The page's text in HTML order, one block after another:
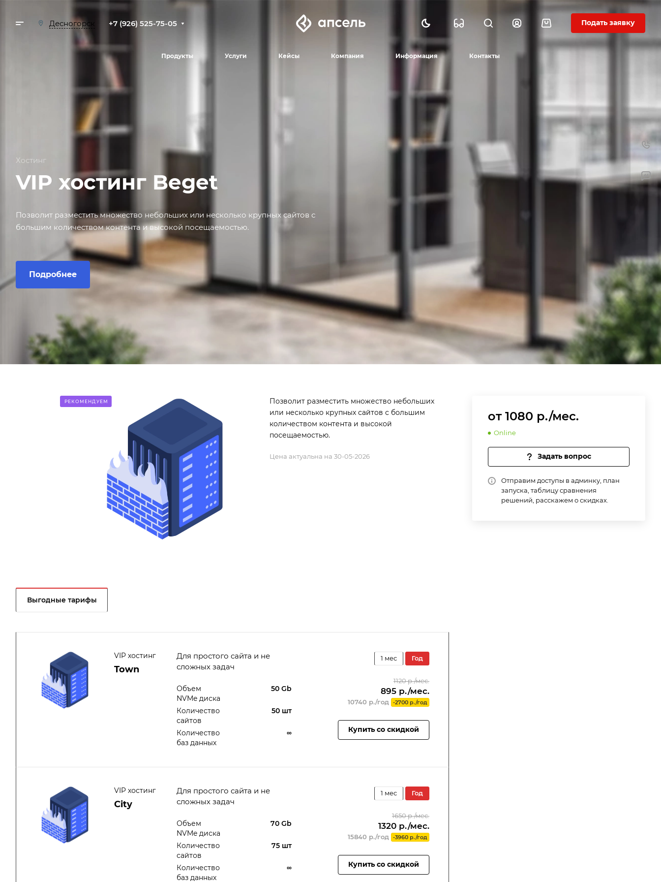
Десногорск +7 (926) 525-75-05 Подать заявку
Продукты Услуги Кейсы Компания Информация Контакты
Хостинг
VIP хостинг Beget
Позволит разместить множество небольших или несколько крупных сайтов с
большим количеством контента и высокой посещаемостью.
Подробнее
от 1080 р./мес.
Online
Задать вопрос
Отправим доступы в админку, план
запуска, таблицу сравнения
решений, расскажем о скидках.
РЕКОМЕНДУЕМ
Позволит разместить множество небольших
или несколько крупных сайтов с большим
количеством контента и высокой
посещаемостью.
Цена актуальна на 30-05-2026
Выгодные тарифы
VIP хостинг
Town
Для простого сайта и не
сложных задач
Объем
NVMe диска
50 Gb
Количество
сайтов
50 шт
Количество
баз данных
∞
1 мес год
1120 р./мес.
895 р./мес.
10740 р./год -2700 р./год
Купить со скидкой
VIP хостинг
City
Для простого сайта и не
сложных задач
Объем
NVMe диска
70 Gb
Количество
сайтов
75 шт
Количество
баз данных
∞
1 мес год
1650 р./мес.
1320 р./мес.
15840 р./год -3960 р./год
Купить со скидкой